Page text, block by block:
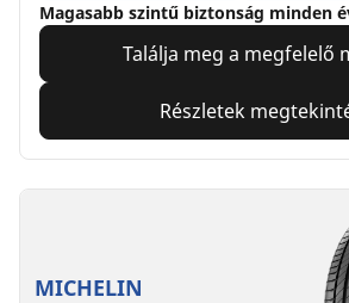
Magasabb szintű biztonság minden
Találja meg a megfelelő
Részletek
MICHELIN